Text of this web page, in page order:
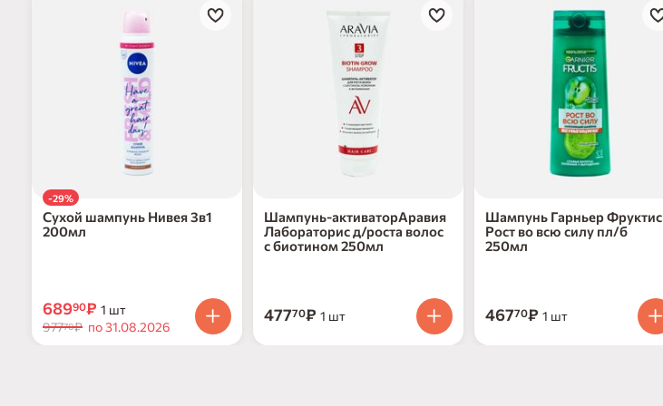
-29%
Сухой шампунь Нивея 3в1
200мл
68990₽ 1 шт
97770₽ по 31.08.2026
Шампунь-активаторАравия
Лабораторис д/роста волос
с биотином 250мл
47770₽ 1 шт
Шампунь Гарньер Фруктис
Рост во всю силу пл/б
250мл
46770₽ 1 шт